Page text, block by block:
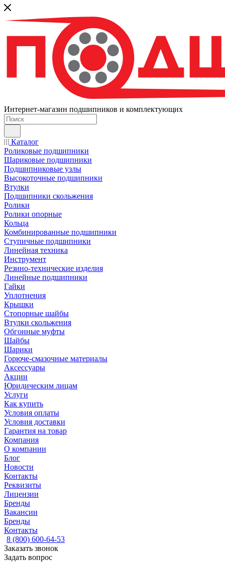
Интернет-магазин подшипников и комплектующих
Каталог
Роликовые подшипники
Шариковые подшипники
Подшипниковые узлы
Высокоточные подшипники
Втулки
Подшипники скольжения
Ролики
Ролики опорные
Кольца
Комбинированные подшипники
Ступичные подшипники
Линейная техника
Инструмент
Резино-технические изделия
Линейные подшипники
Гайки
Уплотнения
Крышки
Стопорные шайбы
Втулки скольжения
Обгонные муфты
Шайбы
Шарики
Горюче-смазочные материалы
Аксессуары
Акции
Юридическим лицам
Услуги
Как купить
Условия оплаты
Условия доставки
Гарантия на товар
Компания
О компании
Блог
Новости
Контакты
Реквизиты
Лицензии
Бренды
Вакансии
Бренды
Контакты
8 (800) 600-64-53
Заказать звонок
Задать вопрос